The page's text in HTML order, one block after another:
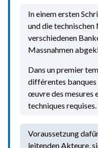
In einem ersten
und die
verschiedenen
Massnahmen
Dans un premier
différentes banques
œuvre des mesures
techniques requises.
Voraussetzung
leitenden Akteure,